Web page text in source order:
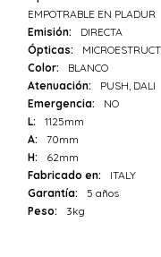
EMPOTRABLE EN PLADUR
Emisión:
DIRECTA
Ópticas:
Color:
BLANCO
Atenuación:
PUSH, DALI
Emergencia:
NO
L:
1125mm
A:
70mm
H:
62mm
Fabricado en:
ITALY
Garantía:
5 años
Peso:
3kg